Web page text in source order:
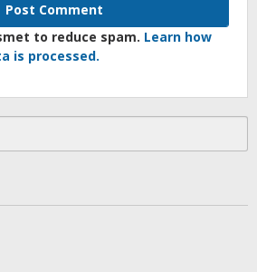
to reduce spam. Learn how
is processed.